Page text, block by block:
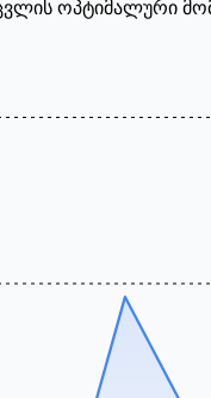
ოპტიმალური